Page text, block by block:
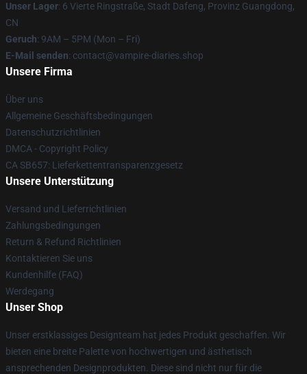
Unser Lager: 6 Vierte Ringstraße, Stadt Dafeng, Provinz Guangdong,
CN
Geruch: 9AM – 5PM (Mon – Fri)
E-Mail senden: contact@vampire-diaries.shop
Unsere Firma
Über uns
Allgemeine Geschäftsbedingungen
Datenschutzrichtlinien
DMCA - Copyright Policy
CA SB657: Lieferkettentransparenzgesetz
Unsere Unterstützung
Versand und Lieferrichtlinien
Zahlungsbedingungen
Return & Refund Richtlinien
Kontaktieren Sie uns
Kundenhilfe (FAQ)
Werdegang
Unser Shop
Unser erstklassiges Designteam hat jedes Produkt geschaffen. Wir
bieten eine breite Palette von hochwertigen und ästhetisch
ansprechenden Designprodukten. Diese sind nicht nur für die